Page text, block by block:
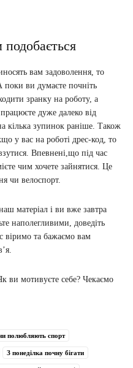
вам задоволення, то
ви думаєте почніть
зранку на роботу, а
дуже далеко від
кілька зупинок раніше. Також
у вас на роботі дрес-код, то
Впевнені,що під час
чим хочете зайнятися. Це
чи велоспорт.
матеріал і ви вже завтра
наполегливими, доведіть
віримо та бажаємо вам
ви мотивуєте себе? Чекаємо
полюбляють спорт
З понеділка почну бігати